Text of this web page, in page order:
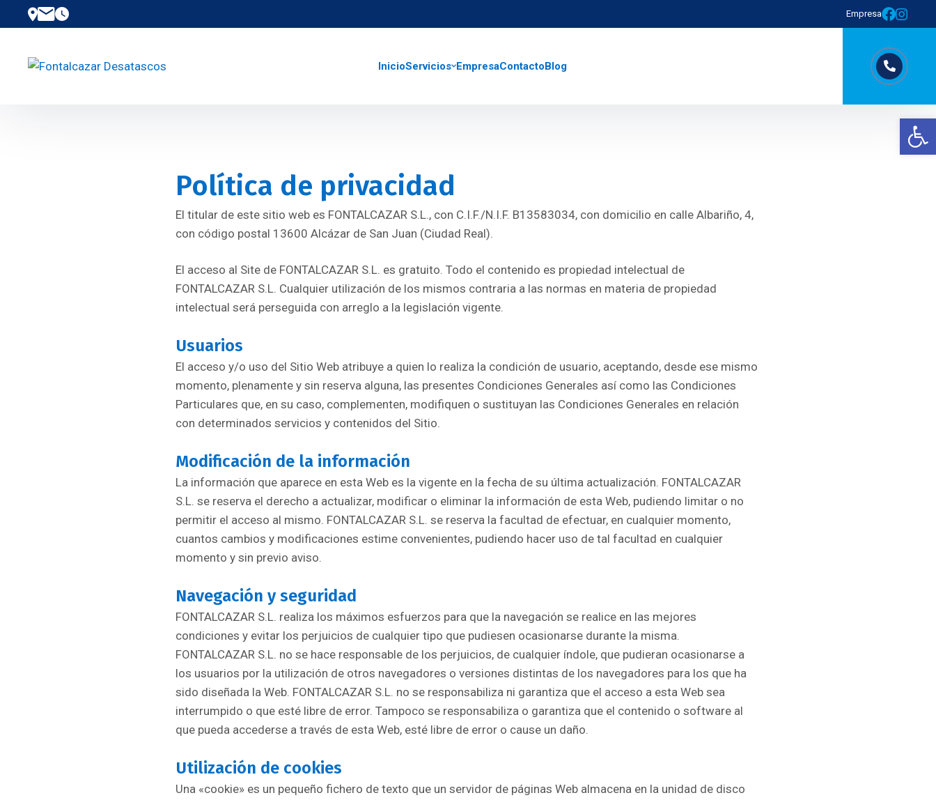
Abrir barra de herramientas
Empresa
InicioServicios EmpresaContactoBlog
Política de privacidad
El titular de este sitio web es FONTALCAZAR S.L., con C.I.F./N.I.F. B13583034, con domicilio en calle Albariño, 4,
con código postal 13600 Alcázar de San Juan (Ciudad Real).
El acceso al Site de FONTALCAZAR S.L. es gratuito. Todo el contenido es propiedad intelectual de
FONTALCAZAR S.L. Cualquier utilización de los mismos contraria a las normas en materia de propiedad
intelectual será perseguida con arreglo a la legislación vigente.
Usuarios
El acceso y/o uso del Sitio Web atribuye a quien lo realiza la condición de usuario, aceptando, desde ese mismo
momento, plenamente y sin reserva alguna, las presentes Condiciones Generales así como las Condiciones
Particulares que, en su caso, complementen, modifiquen o sustituyan las Condiciones Generales en relación
con determinados servicios y contenidos del Sitio.
Modificación de la información
La información que aparece en esta Web es la vigente en la fecha de su última actualización. FONTALCAZAR
S.L. se reserva el derecho a actualizar, modificar o eliminar la información de esta Web, pudiendo limitar o no
permitir el acceso al mismo. FONTALCAZAR S.L. se reserva la facultad de efectuar, en cualquier momento,
cuantos cambios y modificaciones estime convenientes, pudiendo hacer uso de tal facultad en cualquier
momento y sin previo aviso.
Navegación y seguridad
FONTALCAZAR S.L. realiza los máximos esfuerzos para que la navegación se realice en las mejores
condiciones y evitar los perjuicios de cualquier tipo que pudiesen ocasionarse durante la misma.
FONTALCAZAR S.L. no se hace responsable de los perjuicios, de cualquier índole, que pudieran ocasionarse a
los usuarios por la utilización de otros navegadores o versiones distintas de los navegadores para los que ha
sido diseñada la Web. FONTALCAZAR S.L. no se responsabiliza ni garantiza que el acceso a esta Web sea
interrumpido o que esté libre de error. Tampoco se responsabiliza o garantiza que el contenido o software al
que pueda accederse a través de esta Web, esté libre de error o cause un daño.
Utilización de cookies
Una «cookie» es un pequeño fichero de texto que un servidor de páginas Web almacena en la unidad de disco